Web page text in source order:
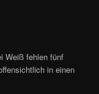
Weiß fehlen fünf
in einen